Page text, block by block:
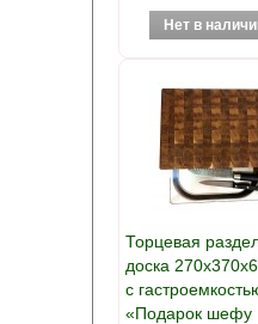
Торцевая
доска
с
«Подарок шефу